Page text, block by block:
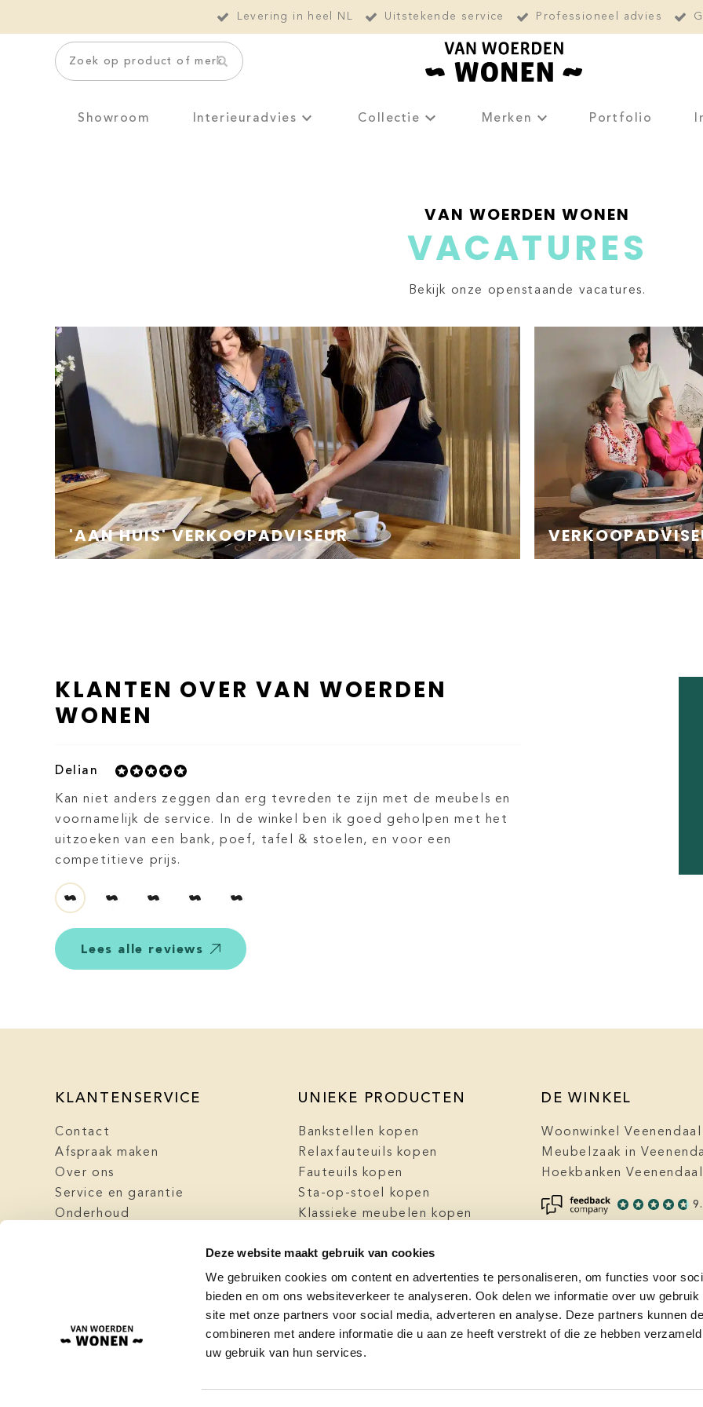
Deze website maakt gebruik van cookies
We gebruiken cookies om content en advertenties te personaliseren, om functies voor
bieden en om ons websiteverkeer te analyseren. Ook delen we informatie over uw gebruik
site met onze partners voor social media, adverteren en analyse. Deze partners kunnen
combineren met andere informatie die u aan ze heeft verstrekt of die ze hebben
uw gebruik van hun services.
Levering in heel NL Uitstekende service Professioneel advies
Zoek op product of merk
Showroom Interieuradvies Collectie Merken Portfolio
VAN WOERDEN WONEN
VACATURES
Bekijk onze openstaande vacatures.
'AAN HUIS' VERKOOPADVISEUR
KLANTEN OVER VAN WOERDEN
WONEN
Delian
Kan niet anders zeggen dan erg tevreden te zijn met de meubels en
voornamelijk de service. In de winkel ben ik goed geholpen met het
uitzoeken van een bank, poef, tafel & stoelen, en voor een
competitieve prijs.
Lees alle reviews
KLANTENSERVICE
Contact
Afspraak maken
Over ons
Service en garantie
Onderhoud
Algemene voorwaarden
Cookbeleid
UNIEKE PRODUCTEN
Bankstellen kopen
Relaxfauteuils kopen
Fauteuils kopen
Sta-op-stoel kopen
Klassieke meubelen kopen
Klassieke fauteuils kopen
Meubels kopen in Veenendaal
DE WINKEL
Woonwinkel Veenendaal
Meubelzaak in
Hoekbanken Veenendaal